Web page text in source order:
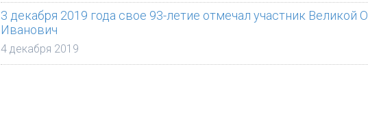
3 декабря 2019 года свое 93-летие отмечал участник
Иванович
4 декабря 2019